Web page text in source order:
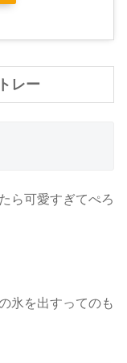
レー
ら可愛すぎてぺろ
氷を出すってのも